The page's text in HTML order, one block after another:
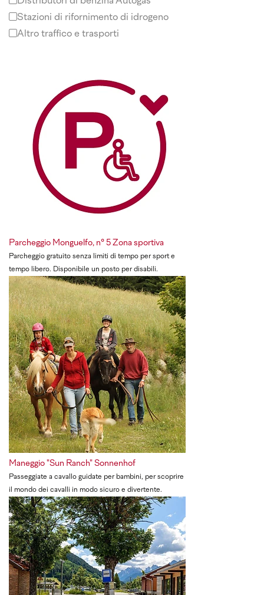
Stazioni di rifornimento di idrogeno
Altro traffico e trasporti
Parcheggio Monguelfo, n° 5 Zona sportiva
Parcheggio gratuito senza limiti di tempo per sport e
tempo libero. Disponibile un posto per disabili.
Maneggio "Sun Ranch" Sonnenhof
Passeggiate a cavallo guidate per bambini, per scoprire
il mondo dei cavalli in modo sicuro e divertente.